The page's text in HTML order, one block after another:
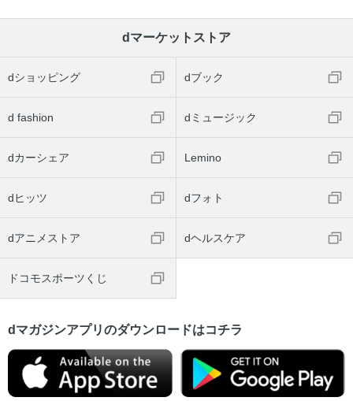
dマーケットストア
dショッピング dブック
d fashion dミュージック
dカーシェア Lemino
dヒッツ dフォト
dアニメストア dヘルスケア
ドコモスポーツくじ
dマガジンアプリのダウンロードはコチラ